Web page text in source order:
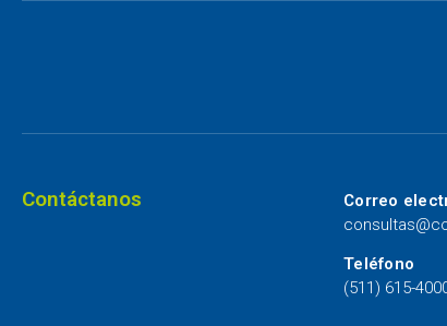
Contáctanos
Correo
Teléfono
(511) 615-